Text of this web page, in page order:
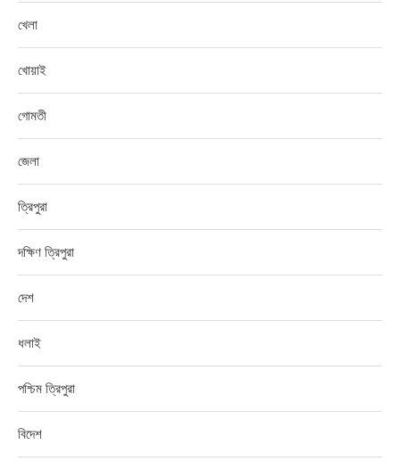
খেলা
খোয়াই
গোমতী
জেলা
ত্রিপুরা
দক্ষিণ ত্রিপুরা
দেশ
ধলাই
পশ্চিম ত্রিপুরা
বিদেশ